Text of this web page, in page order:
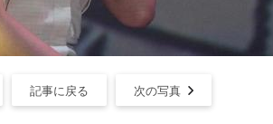
記事に戻る 次の写真